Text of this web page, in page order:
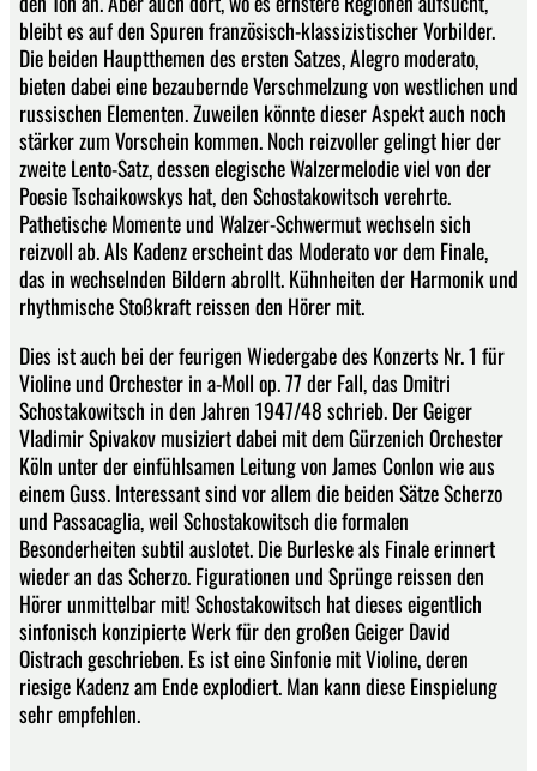
bleibt es auf den Spuren französisch-klassizistischer Vorbilder.
Die beiden Hauptthemen des ersten Satzes, Alegro moderato,
bieten dabei eine bezaubernde Verschmelzung von westlichen und
russischen Elementen. Zuweilen könnte dieser Aspekt auch noch
stärker zum Vorschein kommen. Noch reizvoller gelingt hier der
zweite Lento-Satz, dessen elegische Walzermelodie viel von der
Poesie Tschaikowskys hat, den Schostakowitsch verehrte.
Pathetische Momente und Walzer-Schwermut wechseln sich
reizvoll ab. Als Kadenz erscheint das Moderato vor dem Finale,
das in wechselnden Bildern abrollt. Kühnheiten der Harmonik und
rhythmische Stoßkraft reissen den Hörer mit.
Dies ist auch bei der feurigen Wiedergabe des Konzerts Nr. 1 für
Violine und Orchester in a-Moll op. 77 der Fall, das Dmitri
Schostakowitsch in den Jahren 1947/48 schrieb. Der Geiger
Vladimir Spivakov musiziert dabei mit dem Gürzenich Orchester
Köln unter der einfühlsamen Leitung von James Conlon wie aus
einem Guss. Interessant sind vor allem die beiden Sätze Scherzo
und Passacaglia, weil Schostakowitsch die formalen
Besonderheiten subtil auslotet. Die Burleske als Finale erinnert
wieder an das Scherzo. Figurationen und Sprünge reissen den
Hörer unmittelbar mit! Schostakowitsch hat dieses eigentlich
sinfonisch konzipierte Werk für den großen Geiger David
Oistrach geschrieben. Es ist eine Sinfonie mit Violine, deren
riesige Kadenz am Ende explodiert. Man kann diese Einspielung
sehr empfehlen.